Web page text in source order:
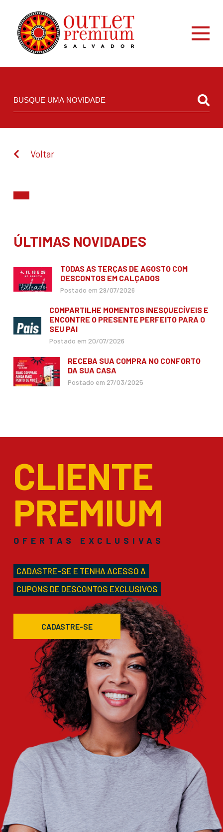
Voltar
ÚLTIMAS NOVIDADES
TODAS AS TERÇAS DE AGOSTO COM
DESCONTOS EM CALÇADOS
Postado em 29/07/2026
COMPARTILHE MOMENTOS INESQUECÍVEIS E
ENCONTRE O PRESENTE PERFEITO PARA O
SEU PAI
Postado em 20/07/2026
RECEBA SUA COMPRA NO CONFORTO
DA SUA CASA
Postado em 27/03/2025
CLIENTE
PREMIUM
OFERTAS EXCLUSIVAS
CADASTRE-SE E TENHA ACESSO A
CUPONS DE DESCONTOS EXCLUSIVOS
CADASTRE-SE